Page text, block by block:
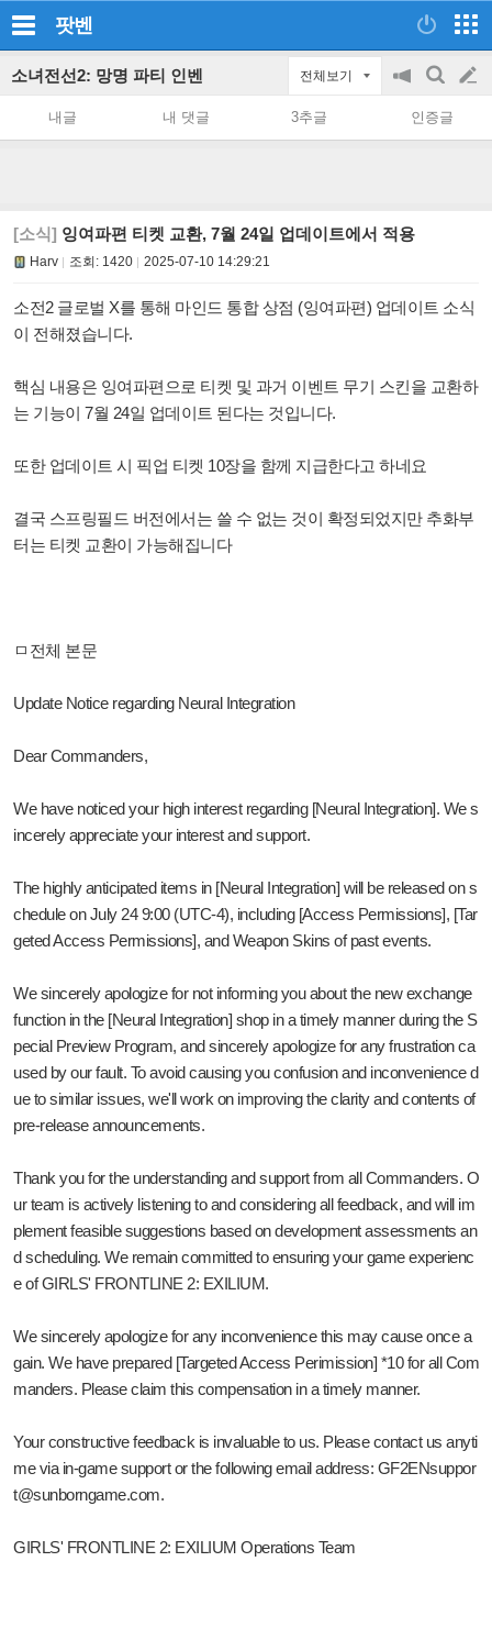
팟벤
소녀전선2: 망명 파티 인벤 전체보기
공
on/off
검
색
글
쓰
내글 내 댓글 3추글 인증글
[소식] 잉여파편 티켓 교환, 7월 24일 업데이트에서 적용
Harv 조회: 1420 2025-07-10 14:29:21
소전2 글로벌 X를 통해 마인드 통합 상점 (잉여파편) 업데이트 소식
이 전해졌습니다.
핵심 내용은 잉여파편으로 티켓 및 과거 이벤트 무기 스킨을 교환하
는 기능이 7월 24일 업데이트 된다는 것입니다.
또한 업데이트 시 픽업 티켓 10장을 함께 지급한다고 하네요
결국 스프링필드 버전에서는 쓸 수 없는 것이 확정되었지만 추화부
터는 티켓 교환이 가능해집니다
ㅁ전체 본문
Update Notice regarding Neural Integration
Dear Commanders,
We have noticed your high interest regarding [Neural Integration]. We s
incerely appreciate your interest and support.
The highly anticipated items in [Neural Integration] will be released on s
chedule on July 24 9:00 (UTC-4), including [Access Permissions], [Tar
geted Access Permissions], and Weapon Skins of past events.
We sincerely apologize for not informing you about the new exchange
function in the [Neural Integration] shop in a timely manner during the S
pecial Preview Program, and sincerely apologize for any frustration ca
used by our fault. To avoid causing you confusion and inconvenience d
ue to similar issues, we'll work on improving the clarity and contents of
pre-release announcements.
Thank you for the understanding and support from all Commanders. O
ur team is actively listening to and considering all feedback, and will im
plement feasible suggestions based on development assessments an
d scheduling. We remain committed to ensuring your game experienc
e of GIRLS' FRONTLINE 2: EXILIUM.
We sincerely apologize for any inconvenience this may cause once a
gain. We have prepared [Targeted Access Perimission] *10 for all Com
manders. Please claim this compensation in a timely manner.
Your constructive feedback is invaluable to us. Please contact us anyti
me via in-game support or the following email address: GF2ENsuppor
t@sunborngame.com.
GIRLS' FRONTLINE 2: EXILIUM Operations Team